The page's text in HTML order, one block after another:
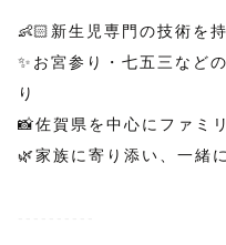
👶🏻新生児専門の技術を
✨お宮参り・七五三など
り
📸佐賀県を中心にファミ
🌿家族に寄り添い、一緒